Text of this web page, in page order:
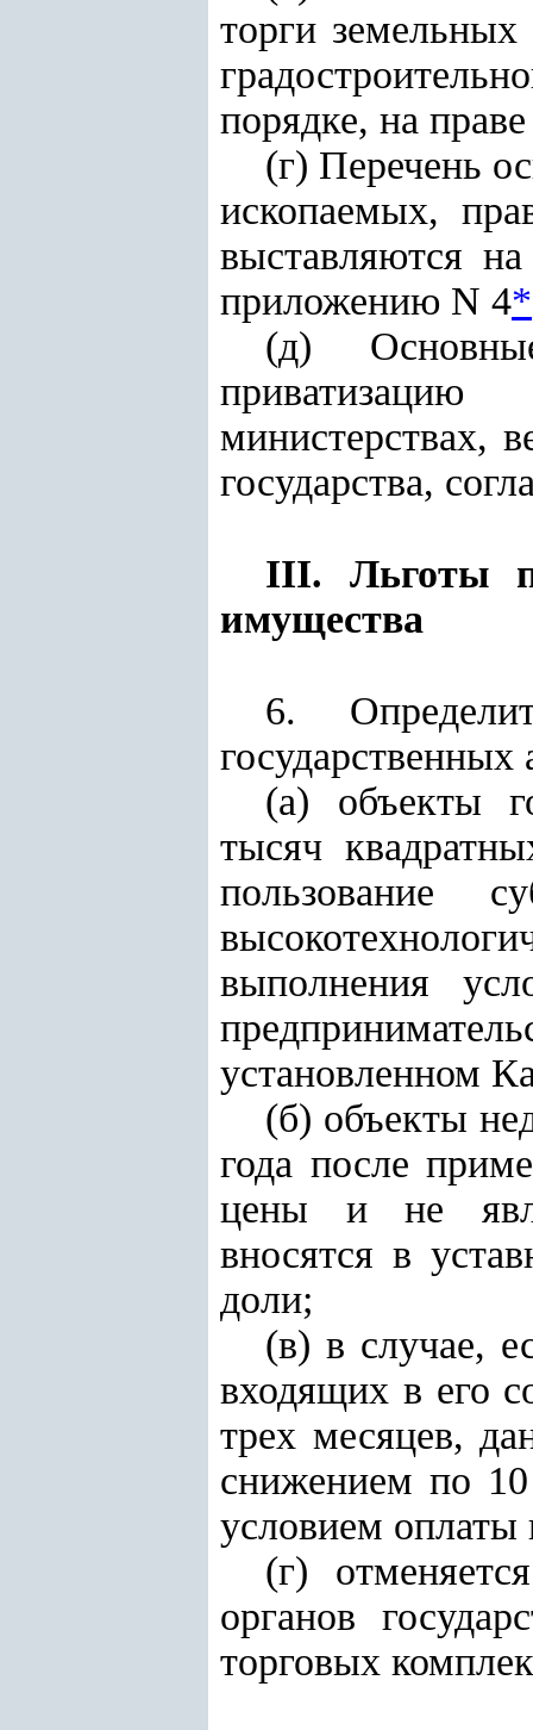
торги земельных
порядке, на
(г) Перечень
ископаемых,
выставляются
приложению N 4*
(д)
приватизацию
министерствах,
государства,
III. Льготы
имущества
6.
государственных
(а) объекты
тысяч
пользование
выполнения
установленном
(б) объекты
года после
цены и не
вносятся в
доли;
(в) в случае,
входящих в его
трех месяцев,
снижением по
условием оплаты
(г)
органов
торговых